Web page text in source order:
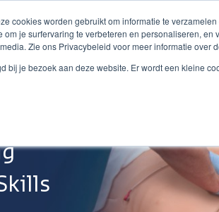
cookies worden gebruikt om informatie te
je surfervaring te verbeteren en personaliseren, en
Zie ons Privacybeleid voor meer informatie over
bij je bezoek aan deze website. Er wordt een kleine